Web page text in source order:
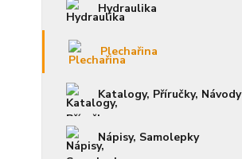
Hydraulika
Plechařina
Katalogy, Příručky, Návody
Nápisy, Samolepky